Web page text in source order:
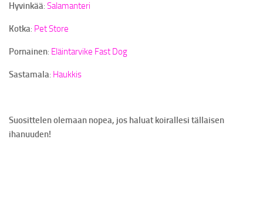
Hyvinkää: Salamanteri
Kotka: Pet Store
Pornainen: Eläintarvike Fast Dog
Sastamala: Haukkis
Suosittelen olemaan nopea, jos haluat koirallesi tällaisen
ihanuuden!